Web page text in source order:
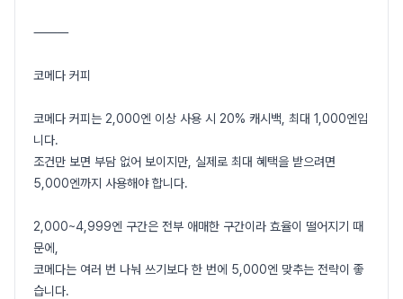
⸻
코메다 커피
코메다 커피는 2,000엔 이상 사용 시 20% 캐시백, 최대 1,000엔입
니다.
조건만 보면 부담 없어 보이지만, 실제로 최대 혜택을 받으려면
5,000엔까지 사용해야 합니다.
2,000~4,999엔 구간은 전부 애매한 구간이라 효율이 떨어지기 때
문에,
코메다는 여러 번 나눠 쓰기보다 한 번에 5,000엔 맞추는 전략이 좋
습니다.